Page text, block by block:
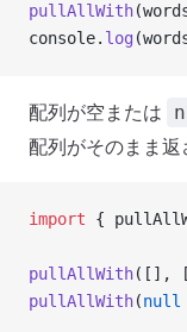
pullAllWith
console. log
配列が空または
配列がそのまま返
import {
pullAllWith([], [
pullAllWith(null